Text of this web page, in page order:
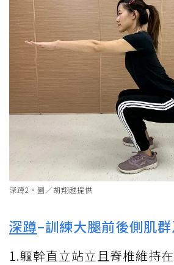
深蹲2。圖／胡翔越提供
深蹲–訓練大腿前後側肌
1.軀幹直立站立且脊椎維持